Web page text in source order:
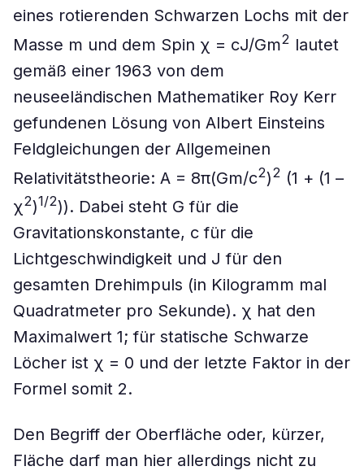
eines rotierenden Schwarzen Lochs mit der
Masse m und dem Spin χ = cJ/Gm2 lautet
gemäß einer 1963 von dem
neuseeländischen Mathematiker Roy Kerr
gefundenen Lösung von Albert Einsteins
Feldgleichungen der Allgemeinen
Relativitätstheorie: A = 8π(Gm/c2)2 (1 + (1 –
χ2)1/2)). Dabei steht G für die
Gravitationskonstante, c für die
Lichtgeschwindigkeit und J für den
gesamten Drehimpuls (in Kilogramm mal
Quadratmeter pro Sekunde). χ hat den
Maximalwert 1; für statische Schwarze
Löcher ist χ = 0 und der letzte Faktor in der
Formel somit 2.
Den Begriff der Oberfläche oder, kürzer,
Fläche darf man hier allerdings nicht zu